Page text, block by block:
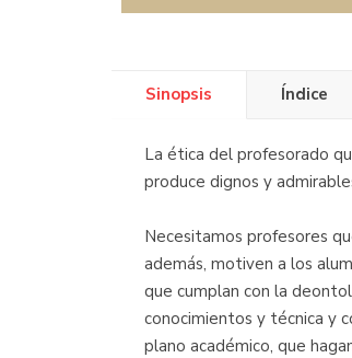
Sinopsis Índice
La ética del profesorado
produce dignos y
Necesitamos profesores
además, motiven a los
que cumplan con la
conocimientos y técnica y
plano académico, que